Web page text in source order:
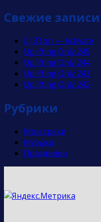
Свежие записи
CJ 3Ton — Activate
Uplifting Only 245
Uplifting Only 244
Uplifting Only 243
Uplifting Only 242
Рубрики
Мои треки
Музыка
Праздники